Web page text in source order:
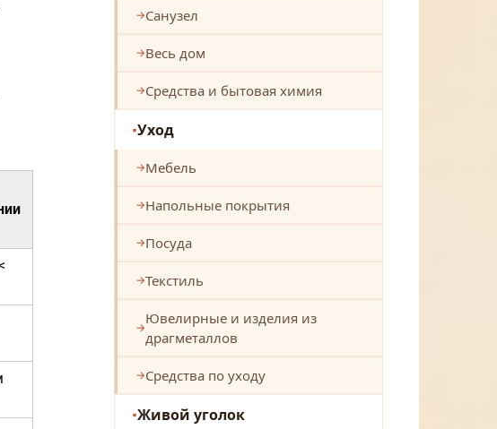
Санузел
Весь дом
Средства и бытовая химия
Уход
Мебель
Напольные покрытия
Посуда
Текстиль
Ювелирные и изделия из
драгметаллов
Средства по уходу
Живой уголок